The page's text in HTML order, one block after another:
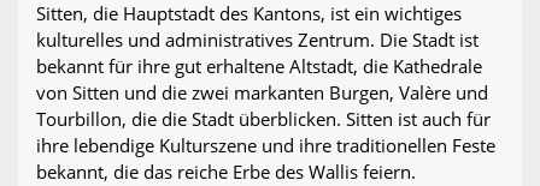
Sitten, die Hauptstadt des Kantons, ist ein wichtiges
kulturelles und administratives Zentrum. Die Stadt ist
bekannt für ihre gut erhaltene Altstadt, die Kathedrale
von Sitten und die zwei markanten Burgen, Valère und
Tourbillon, die die Stadt überblicken. Sitten ist auch für
ihre lebendige Kulturszene und ihre traditionellen Feste
bekannt, die das reiche Erbe des Wallis feiern.